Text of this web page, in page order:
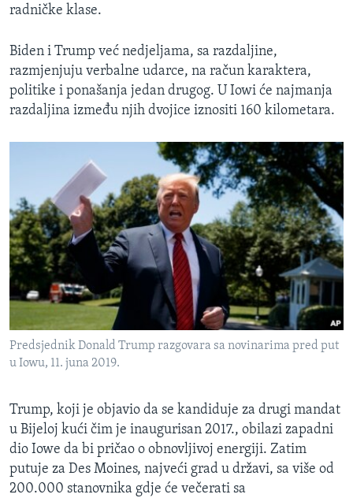
radničke klase.
Biden i Trump već nedjeljama, sa razdaljine,
razmjenjuju verbalne udarce, na račun karaktera,
politike i ponašanja jedan drugog. U Iowi će najmanja
razdaljina između njih dvojice iznositi 160 kilometara.
Predsjednik Donald Trump razgovara sa novinarima pred put
u Iowu, 11. juna 2019.
Trump, koji je objavio da se kandiduje za drugi mandat
u Bijeloj kući čim je inaugurisan 2017., obilazi zapadni
dio Iowe da bi pričao o obnovljivoj energiji. Zatim
putuje za Des Moines, najveći grad u državi, sa više od
200.000 stanovnika gdje će večerati sa